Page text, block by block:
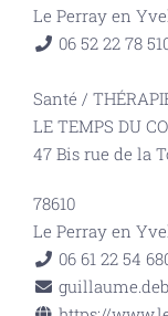
Le Perray en
06 52 22 78 51
Santé /
LE TEMPS DU
47 Bis rue de la
78610
Le Perray en
06 61 22 54 68